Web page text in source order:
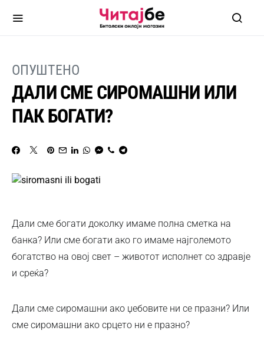
ОПУШТЕНО
ДАЛИ СМЕ СИРОМАШНИ ИЛИ
ПАК БОГАТИ?
Дали сме богати доколку имаме полна сметка на
банка? Или сме богати ако го имаме најголемото
богатство на овој свет – животот исполнет со здравје
и среќа?
Дали сме сиромашни ако џебовите ни се празни? Или
сме сиромашни ако срцето ни е празно?